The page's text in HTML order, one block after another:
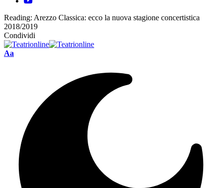
Reading: Arezzo Classica: ecco la nuova stagione concertistica
2018/2019
Condividi
Font
Aa